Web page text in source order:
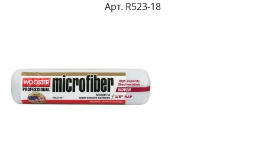
Арт. R523-18